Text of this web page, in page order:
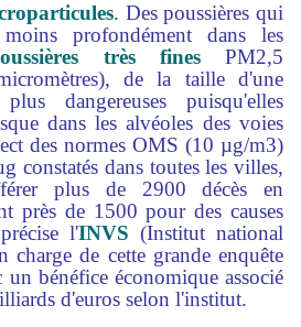
. Des poussières qui
profondément dans les
très finesPM2,5
de la taille d'une
dangereuses puisqu'elles
dans les alvéoles des voies
des normes OMS (10 µg/m3)
constatés dans toutes les villes,
plus de 2900 décès en
près de 1500 pour des causes
l'INVS (Institut national
charge de cette grande enquête
bénéfice économique associé
d'euros selon l'institut.